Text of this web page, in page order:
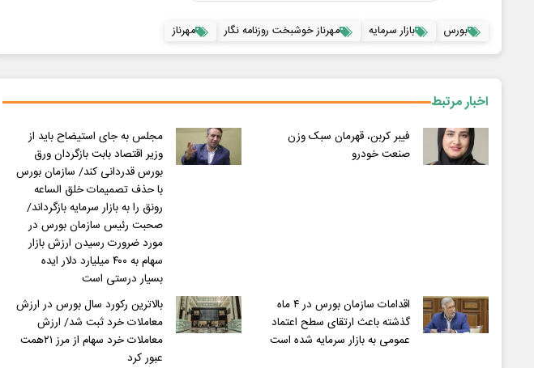
بورس بازار سرمایه مهرناز خوشبخت روزنامه نگار مهرناز
اخبار مرتبط
فیبر کربن، قهرمان سبک وزن
صنعت خودرو
مجلس به جای استیضاح باید از
وزیر اقتصاد بابت بازگردان ورق
بورس قدردانی کند/ سازمان بورس
با حذف تصمیمات خلق الساعه
رونق را به بازار سرمایه بازگرداند/
صحبت رئیس سازمان بورس در
مورد ضرورت رسیدن ارزش بازار
سهام به ۴۰۰ میلیارد دلار ایده
بسیار درستی است
اقدامات سازمان بورس در ۴ ماه
گذشته باعث ارتقای سطح اعتماد
عمومی به بازار سرمایه شده است
بالاترین رکورد سال بورس در ارزش
معاملات خرد ثبت شد/ ارزش
معاملات خرد سهام از مرز ۲۱همت
عبور کرد